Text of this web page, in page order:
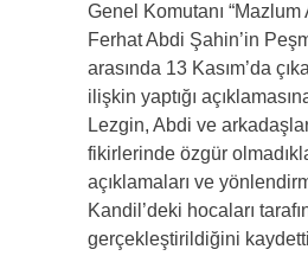
Genel Komutanı “Mazlum
Ferhat Abdi Şahin’in
arasında 13 Kasım’da
ilişkin yaptığı
Lezgin, Abdi ve
fikirlerinde özgür
açıklamaları ve
Kandil’deki hocaları
gerçekleştirildiğini